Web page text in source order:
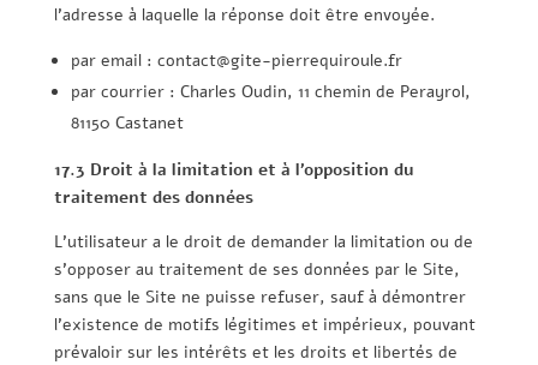
l’adresse à laquelle la réponse doit être envoyée.
par email : contact@gite-pierrequiroule.fr
par courrier : Charles Oudin, 11 chemin de Perayrol,
81150 Castanet
17.3 Droit à la limitation et à l’opposition du
traitement des données
L’utilisateur a le droit de demander la limitation ou de
s’opposer au traitement de ses données par le Site,
sans que le Site ne puisse refuser, sauf à démontrer
l’existence de motifs légitimes et impérieux, pouvant
prévaloir sur les intérêts et les droits et libertés de